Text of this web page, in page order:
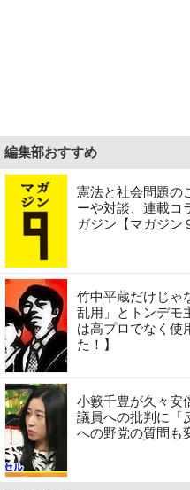
編集部おすすめ
憲法と社会問題の
ーや対談、連載コ
ガジン【マガジン
竹中平蔵だけじゃ
乱用」とトンデモ
は高プロでなく使
た！】
小籔千豊が久々安
議員への批判に「
への野党の質問も